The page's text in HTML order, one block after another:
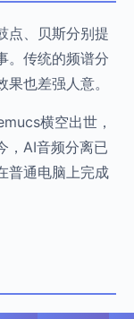
、贝斯分别提
传统的频谱分
也差强人意。
横空出世，
，AI音频分离已
普通电脑上完成